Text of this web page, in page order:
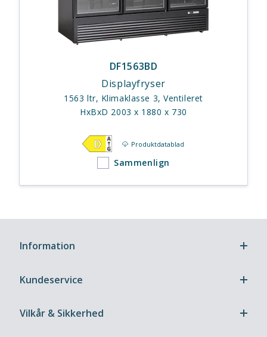
DF1563BD
Displayfryser
1563 ltr, Klimaklasse 3, Ventileret
HxBxD 2003 x 1880 x 730
Produktdatablad
Sammenlign
Information
Kundeservice
Vilkår & Sikkerhed